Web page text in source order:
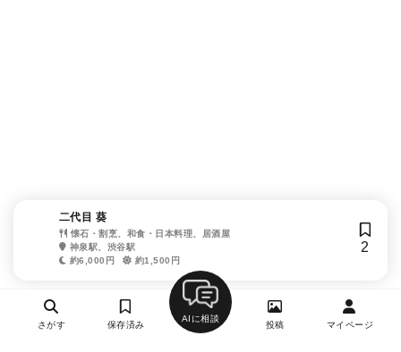
二代目 葵
懐石・割烹、和食・日本料理、居酒屋
神泉駅、渋谷駅
約6,000円
約1,500円
2
さがす 保存済み
AIに相談
投稿 マイページ